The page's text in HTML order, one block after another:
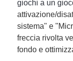
giochi a un
attivazione/
sistema" e
freccia rivolta
fondo e